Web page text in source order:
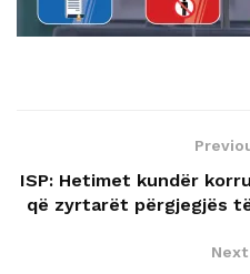
ISP: Hetimet kundër
që zyrtarët përgjegjës